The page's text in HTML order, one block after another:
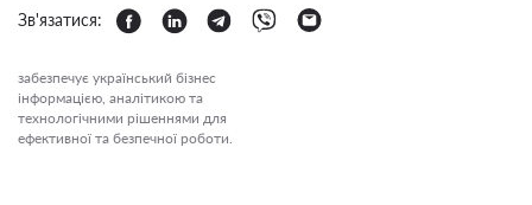
Зв'язатися:
забезпечує український бізнес
інформацією, аналітикою та
технологічними рішеннями для
ефективної та безпечної роботи.